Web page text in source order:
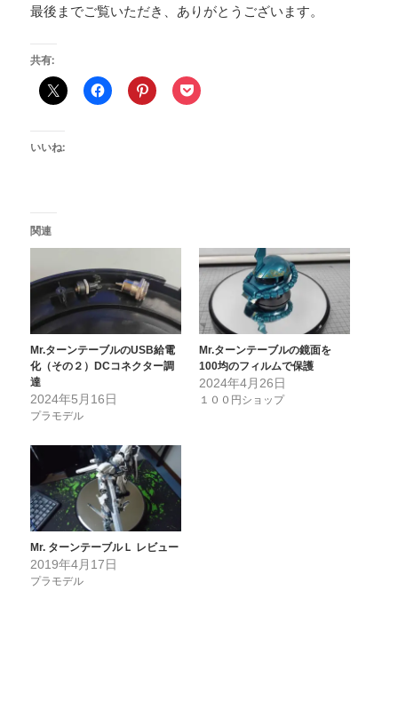
最後までご覧いただき、ありがとうございます。
共有:
いいね:
関連
Mr.ターンテーブルのUSB給電
化（その２）DCコネクター調
達
2024年5月16日
プラモデル
Mr.ターンテーブルの鏡面を
100均のフィルムで保護
2024年4月26日
１００円ショップ
Mr. ターンテーブルＬ レビュー
2019年4月17日
プラモデル